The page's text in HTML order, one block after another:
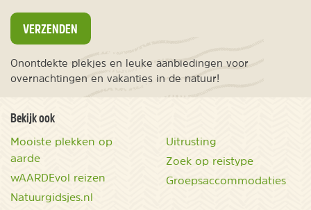
VERZENDEN
Onontdekte plekjes en leuke aanbiedingen voor
overnachtingen en vakanties in de natuur!
Bekijk ook
Mooiste plekken op
aarde
wAARDEvol reizen
Natuurgidsjes.nl
Uitrusting
Zoek op reistype
Groepsaccommodaties